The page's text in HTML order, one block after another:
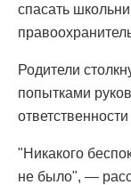
спасать
Родители
попытками
"Никакого
не было", —